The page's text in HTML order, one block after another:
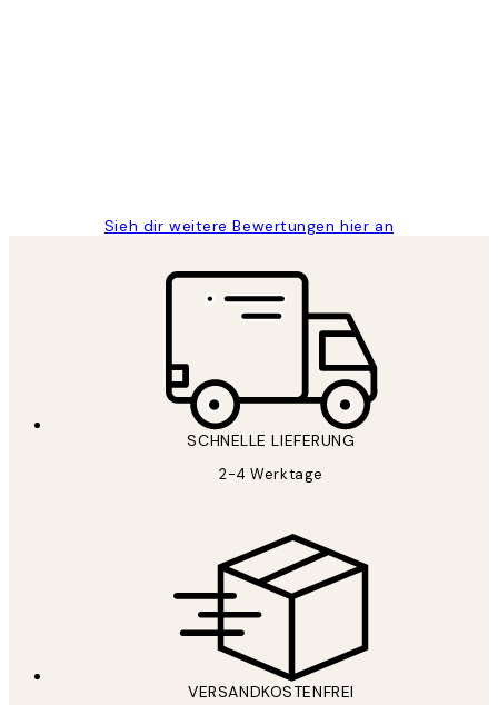
Sieh dir weitere Bewertungen hier an
SCHNELLE LIEFERUNG
2-4 Werktage
VERSANDKOSTENFREI